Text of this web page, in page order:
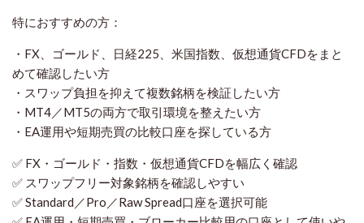
特におすすめの方：
・FX、ゴールド、日経225、米国指数、仮想通貨CFDをまと
めて確認したい方
・スワップ負担を抑えて複数銘柄を検証したい方
・MT4／MT5の両方で取引環境を整えたい方
・EA運用や短期売買の比較口座を探している方
✅ FX・ゴールド・指数・仮想通貨CFDを幅広く確認
✅ スワップフリー対象銘柄を確認しやすい
✅ Standard／Pro／Raw Spread口座を選択可能